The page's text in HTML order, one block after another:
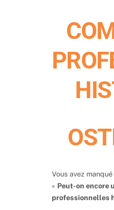
Vous avez
« Peut-on encore
professionnelles